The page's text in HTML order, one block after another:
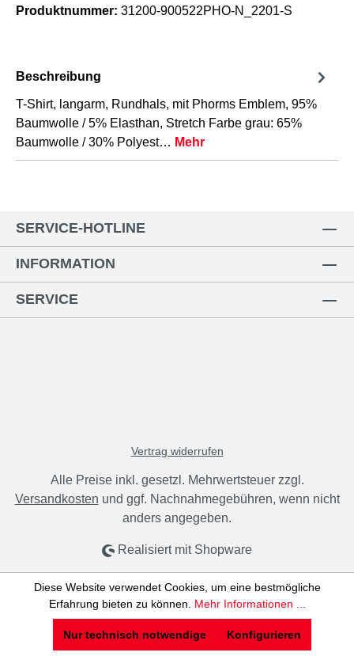
Produktnummer: 31200-900522PHO-N_2201-S
Beschreibung
T-Shirt, langarm, Rundhals, mit Phorms Emblem, 95%
Baumwolle / 5% Elasthan, Stretch Farbe grau: 65%
Baumwolle / 30% Polyest… Mehr
SERVICE-HOTLINE
INFORMATION
SERVICE
Vertrag widerrufen
Alle Preise inkl. gesetzl. Mehrwertsteuer zzgl.
Versandkosten und ggf. Nachnahmegebühren, wenn nicht
anders angegeben.
Realisiert mit Shopware
Diese Website verwendet Cookies, um eine bestmögliche
Erfahrung bieten zu können. Mehr Informationen ...
Nur technisch notwendige Konfigurieren